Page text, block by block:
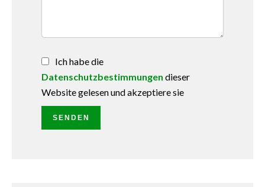
Ich habe die
Datenschutzbestimmungen dieser
Website gelesen und akzeptiere sie
SENDEN